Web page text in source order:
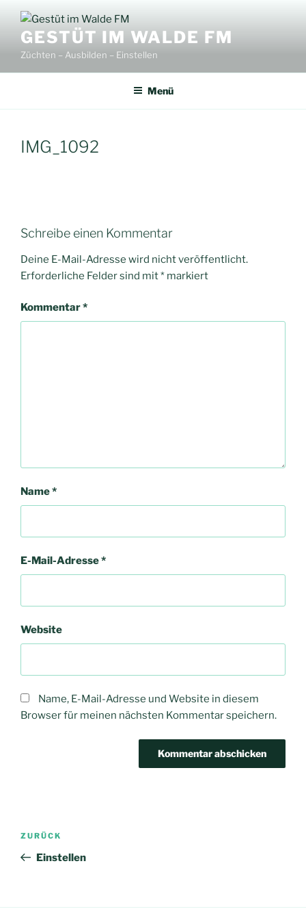
Inhalt
springenGESTÜT IM WALDE FM
Züchten – Ausbilden – Einstellen
Menü
IMG_1092
Schreibe einen Kommentar
Deine E-Mail-Adresse wird nicht veröffentlicht.
Erforderliche Felder sind mit* markiert
Kommentar*
Name*
E-Mail-Adresse*
Website
Name, E-Mail-Adresse und Website in diesem
Browser für meinen nächsten Kommentar speichern.
Beitragsnavigation
Vorheriger
Beitrag
ZURÜCK
Einstellen